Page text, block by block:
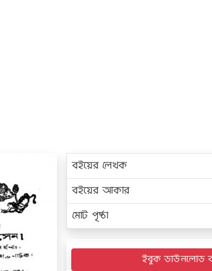
বইয়ের লেখক
বইয়ের আকার
মোট পৃষ্ঠা
ইবুক ডাউনলোড